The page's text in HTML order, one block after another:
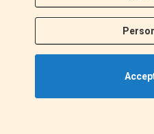
F
c
e
o
I
s
t
r